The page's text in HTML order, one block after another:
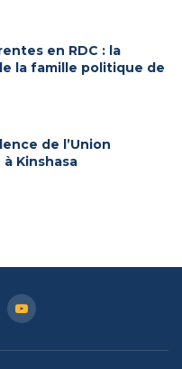
en RDC : la
la famille politique de
de l’Union
Kinshasa